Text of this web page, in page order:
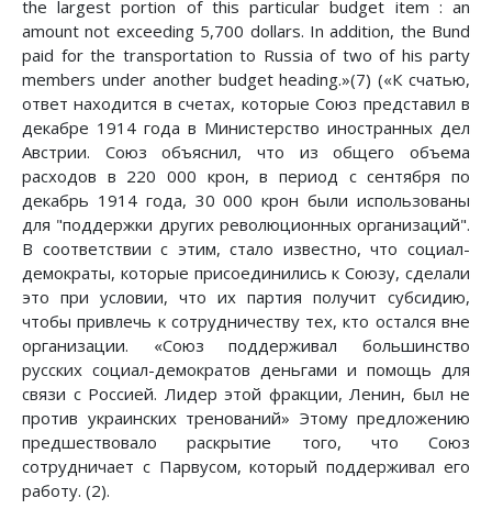
the largest portion of this particular budget item : an
amount not exceeding 5,700 dollars. In addition, the Bund
paid for the transportation to Russia of two of his party
members under another budget heading.»(7) («К счатью,
ответ находится в счетах, которые Союз представил в
декабре 1914 года в Министерство иностранных дел
Австрии. Союз объяснил, что из общего объема
расходов в 220 000 крон, в период с сентября по
декабрь 1914 года, 30 000 крон были использованы
для "поддержки других революционных организаций".
В соответствии с этим, стало известно, что социал-
демократы, которые присоединились к Союзу, сделали
это при условии, что их партия получит субсидию,
чтобы привлечь к сотрудничеству тех, кто остался вне
организации. «Союз поддерживал большинство
русских социал-демократов деньгами и помощь для
связи с Россией. Лидер этой фракции, Ленин, был не
против украинских тренований» Этому предложению
предшествовало раскрытие того, что Союз
сотрудничает с Парвусом, который поддерживал его
работу. (2).